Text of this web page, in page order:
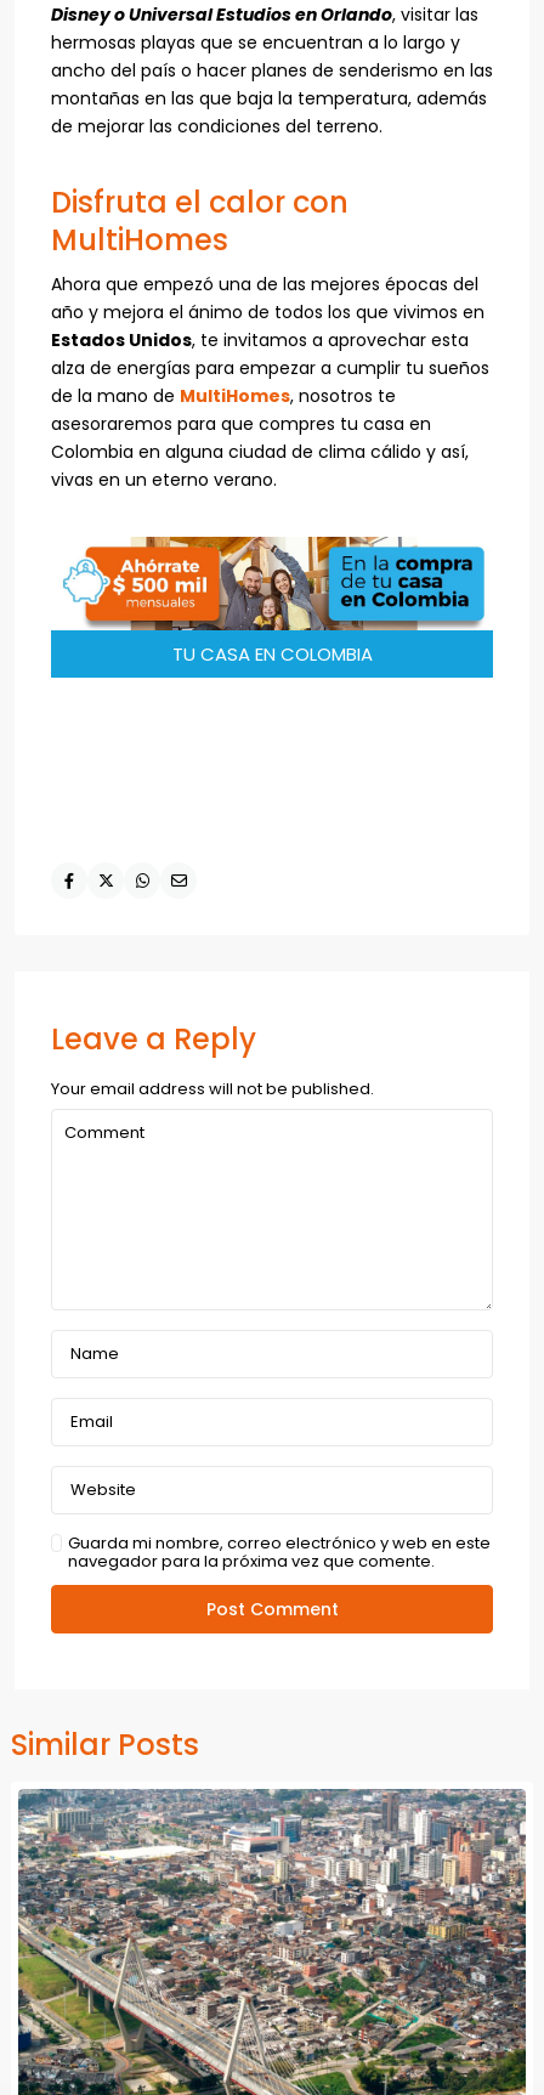
Disney o Universal Estudios en Orlando, visitar las
hermosas playas que se encuentran a lo largo y
ancho del país o hacer planes de senderismo en las
montañas en las que baja la temperatura, además
de mejorar las condiciones del terreno.
Disfruta el calor con
MultiHomes
Ahora que empezó una de las mejores épocas del
año y mejora el ánimo de todos los que vivimos en
Estados Unidos, te invitamos a aprovechar esta
alza de energías para empezar a cumplir tu sueños
de la mano de MultiHomes, nosotros te
asesoraremos para que compres tu casa en
Colombia en alguna ciudad de clima cálido y así,
vivas en un eterno verano.
TU CASA EN COLOMBIA
Leave a Reply
Your email address will not be published.
Guarda mi nombre, correo electrónico y web en este
navegador para la próxima vez que comente.
Similar Posts